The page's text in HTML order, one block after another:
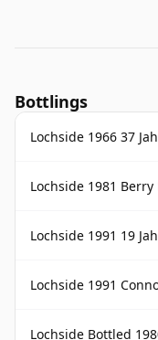
Bottlings
Lochside 1966 37
Lochside 1981
Lochside 1991 19 Jahre
Lochside 1991
Lochside Bottled